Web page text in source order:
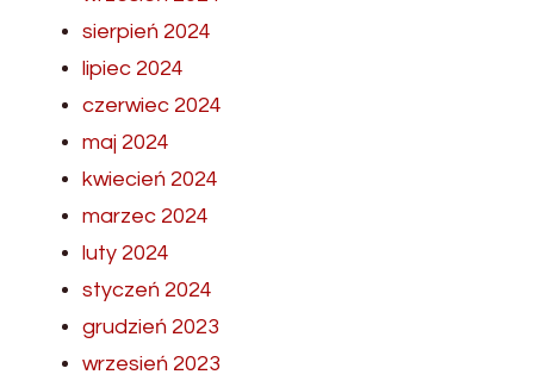
sierpień 2024
lipiec 2024
czerwiec 2024
maj 2024
kwiecień 2024
marzec 2024
luty 2024
styczeń 2024
grudzień 2023
wrzesień 2023